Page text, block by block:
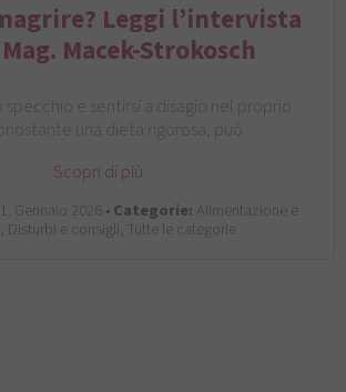
Leggi l’intervista
Macek-Strokosch
specchio e sentirsi a disagio nel proprio
una dieta rigorosa, può…
Scopri di più
Gennaio 2026 •Categorie: Alimentazione e
Disturbi e consigli, Tutte le categorie